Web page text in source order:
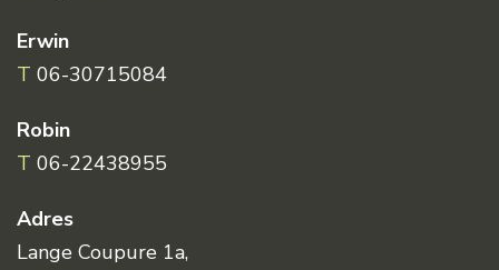
Erwin
T 06-30715084
Robin
T 06-22438955
Adres
Lange Coupure 1a,